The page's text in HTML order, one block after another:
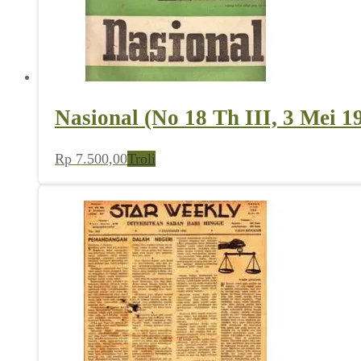
Nasional (No 18 Th III, 3 Mei
Rp 7.500,00Troli